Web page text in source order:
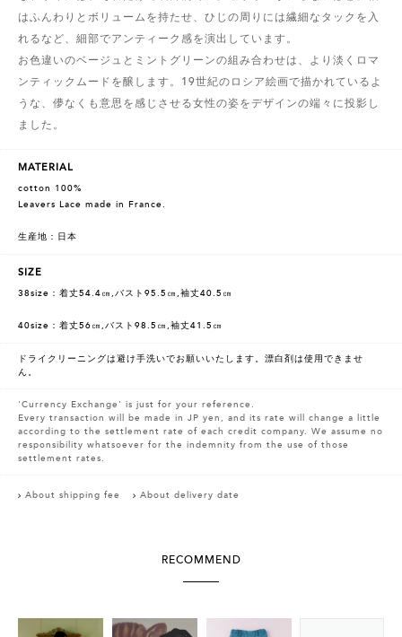
はふんわりとボリュームを持たせ、ひじの周りには繊細なタックを入
れるなど、細部でアンティーク感を演出しています。
お色違いのベージュとミントグリーンの組み合わせは、より淡くロマ
ンティックムードを醸します。19世紀のロシア絵画で描かれているよ
うな、儚なくも意思を感じさせる女性の姿をデザインの端々に投影し
ました。
MATERIAL
cotton 100%
Leavers Lace made in France.
生産地：日本
SIZE
38size：着丈54.4㎝,バスト95.5㎝,袖丈40.5㎝
40size：着丈56㎝,バスト98.5㎝,袖丈41.5㎝
ドライクリーニングは避け手洗いでお願いいたします。漂白剤は使用できませ
ん。
'Currency Exchange' is just for your reference.
Every transaction will be made in JP yen, and its rate will change a little
according to the settlement rate of each credit company. We assume no
responsibility whatsoever for the indemnity from the use of those
settlement rates.
About shipping fee About delivery date
RECOMMEND